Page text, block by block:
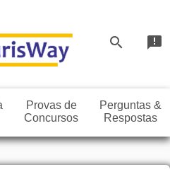
search announcement
Provas de
Concursos
Perguntas &
Respostas